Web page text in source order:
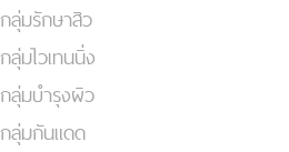
กลุ่มรักษาสิว
กลุ่มไวเทนนิ่ง
กลุ่มบำรุงผิว
กลุ่มกันแดด